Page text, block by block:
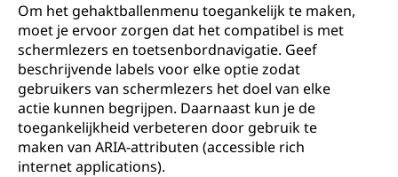
Om het gehaktballenmenu toegankelijk te maken,
moet je ervoor zorgen dat het compatibel is met
schermlezers en toetsenbordnavigatie. Geef
beschrijvende labels voor elke optie zodat
gebruikers van schermlezers het doel van elke
actie kunnen begrijpen. Daarnaast kun je de
toegankelijkheid verbeteren door gebruik te
maken van ARIA-attributen (accessible rich
internet applications).